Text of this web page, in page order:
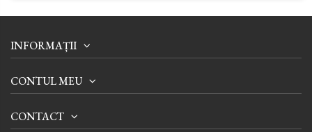
INFORMAȚII
CONTUL MEU
CONTACT